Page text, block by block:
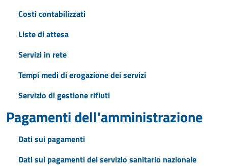
Costi contabilizzati
Liste di attesa
Servizi in rete
Tempi medi di erogazione dei servizi
Servizio di gestione rifiuti
Pagamenti dell'amministrazione
Dati sui pagamenti
Dati sui pagamenti del servizio sanitario nazionale